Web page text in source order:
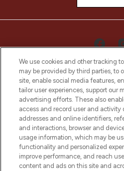
LOOKFANTASTIC is
beautybestemming
beste huidverzorging,
make-up van meer
Shop online of via de
verzending
We use cookies and other tracking
may be provided by third parties, to
site, enable social media features,
tailor user experiences, support our
advertising efforts. These also
access and record user and activity
addresses and online identifiers,
and interactions, browser and
usage information, which may be
functionality and personalized
improve performance, and reach
content and ads on this site and